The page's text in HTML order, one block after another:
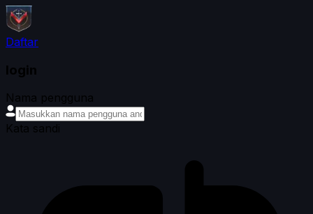
Daftar
login
Nama pengguna
Kata sandi